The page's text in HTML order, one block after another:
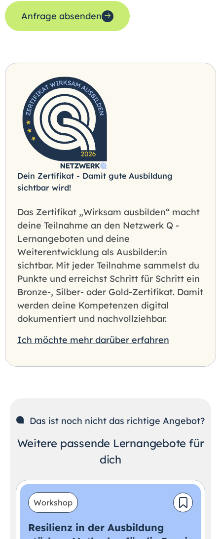
Anfrage absenden
Dein Zertifikat - Damit gute Ausbildung
sichtbar wird!
Das Zertifikat „Wirksam ausbilden“ macht
deine Teilnahme an den Netzwerk Q -
Lernangeboten und deine
Weiterentwicklung als Ausbilder:in
sichtbar. Mit jeder Teilnahme sammelst du
Punkte und erreichst Schritt für Schritt ein
Bronze-, Silber- oder Gold-Zertifikat. Damit
werden deine Kompetenzen digital
dokumentiert und nachvollziehbar.
Ich möchte mehr darüber erfahren
Das ist noch nicht das richtige Angebot?
Weitere passende Lernangebote für
dich
Workshop
Resilienz in der Ausbildung